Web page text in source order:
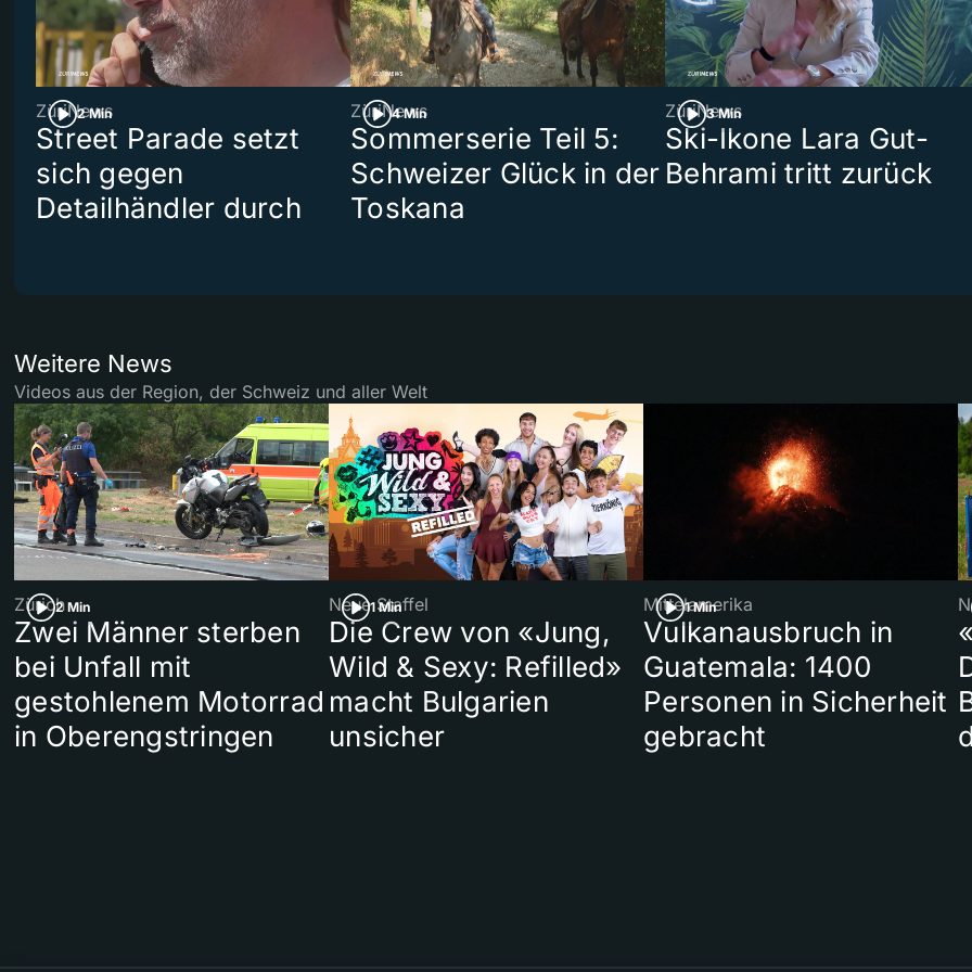
2 Min
ZüriNews
Street Parade setzt
sich gegen
Detailhändler durch
4 Min
ZüriNews
Sommerserie Teil 5:
Schweizer Glück in der
Toskana
3 Min
ZüriNews
Ski-Ikone Lara Gut-
Behrami tritt zurück
Weitere News
Videos aus der Region, der Schweiz und aller Welt
2 Min
Zürich
Zwei Männer sterben
bei Unfall mit
gestohlenem Motorrad
in Oberengstringen
1 Min
Neue Staffel
Die Crew von «Jung,
Wild & Sexy: Refilled»
macht Bulgarien
unsicher
1 Min
Mittelamerika
Vulkanausbruch in
Guatemala: 1400
Personen in Sicherheit
gebracht